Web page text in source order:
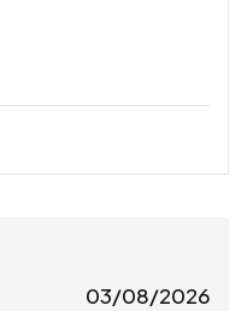
03/08/2026